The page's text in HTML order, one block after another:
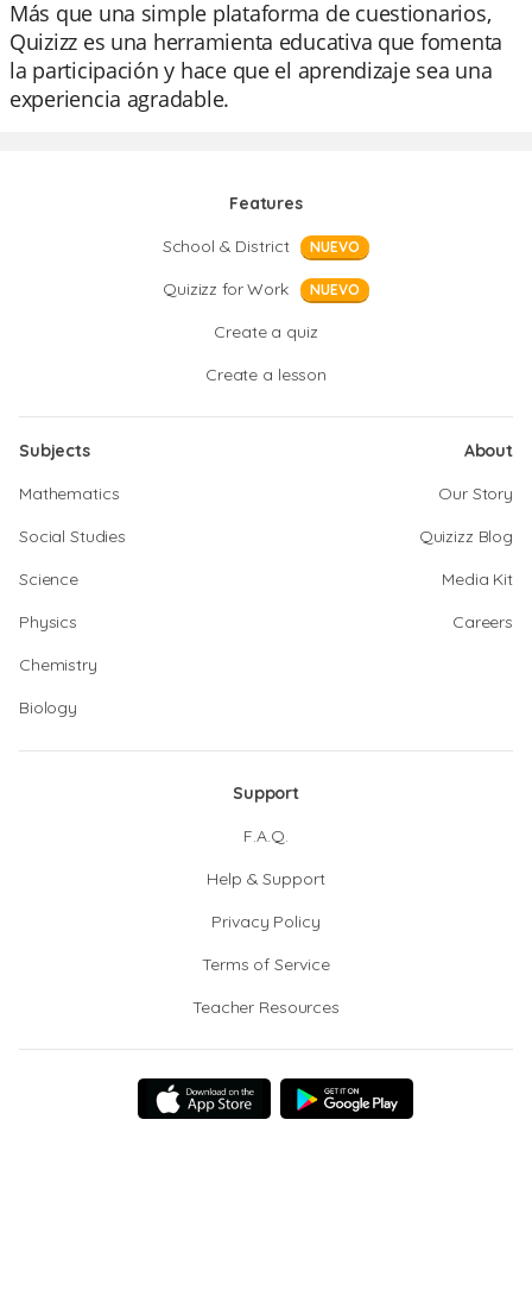
Más que una simple plataforma de cuestionarios,
Quizizz es una herramienta educativa que fomenta
la participación y hace que el aprendizaje sea una
experiencia agradable.
Features
School & District
NUEVO
Quizizz for Work NUEVO
Create a quiz
Create a lesson
Subjects
Mathematics
Social Studies
Science
Physics
Chemistry
Biology
About
Our Story
Quizizz Blog
Media Kit
Careers
Support
F.A.Q.
Help & Support
Privacy Policy
Terms of Service
Teacher Resources